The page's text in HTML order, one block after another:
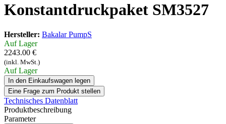
Konstantdruckpaket SM3527
Hersteller: Bakalar PumpS
Auf Lager
2243.00 €
(inkl. MwSt.)
Auf Lager
In den Einkaufswagen legen
Eine Frage zum Produkt stellen
Technisches Datenblatt
Produktbeschreibung
Parameter